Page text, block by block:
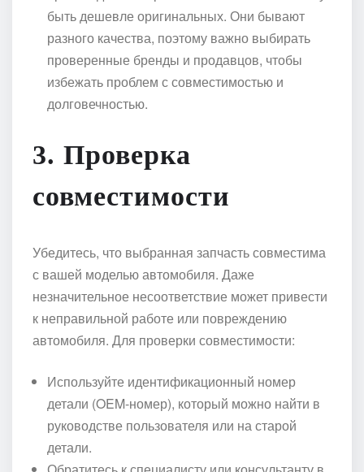
быть дешевле оригинальных. Они бывают
разного качества, поэтому важно выбирать
проверенные бренды и продавцов, чтобы
избежать проблем с совместимостью и
долговечностью.
3. Проверка
совместимости
Убедитесь, что выбранная запчасть совместима
с вашей моделью автомобиля. Даже
незначительное несоответствие может привести
к неправильной работе или повреждению
автомобиля. Для проверки совместимости:
Используйте идентификационный номер
детали (OEM-номер), который можно найти в
руководстве пользователя или на старой
детали.